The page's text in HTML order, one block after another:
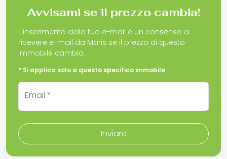
Avvisami se il prezzo cambia!
L'inserimento della tua e-mail è un consenso a
ricevere e-mail da Maris se il prezzo di questo
immobile cambia.
* Si applica solo a questo specifico immobile
Email *
Inviare